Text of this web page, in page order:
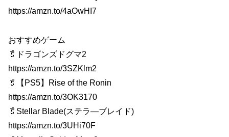
https://amzn.to/4aOwHI7
おすすめゲーム
🥬ドラゴンズドグマ2
https://amzn.to/3SZKlm2
🥬【PS5】Rise of the Ronin
https://amzn.to/3OK3170
🥬Stellar Blade(ステラ―ブレイド)
https://amzn.to/3UHi70F